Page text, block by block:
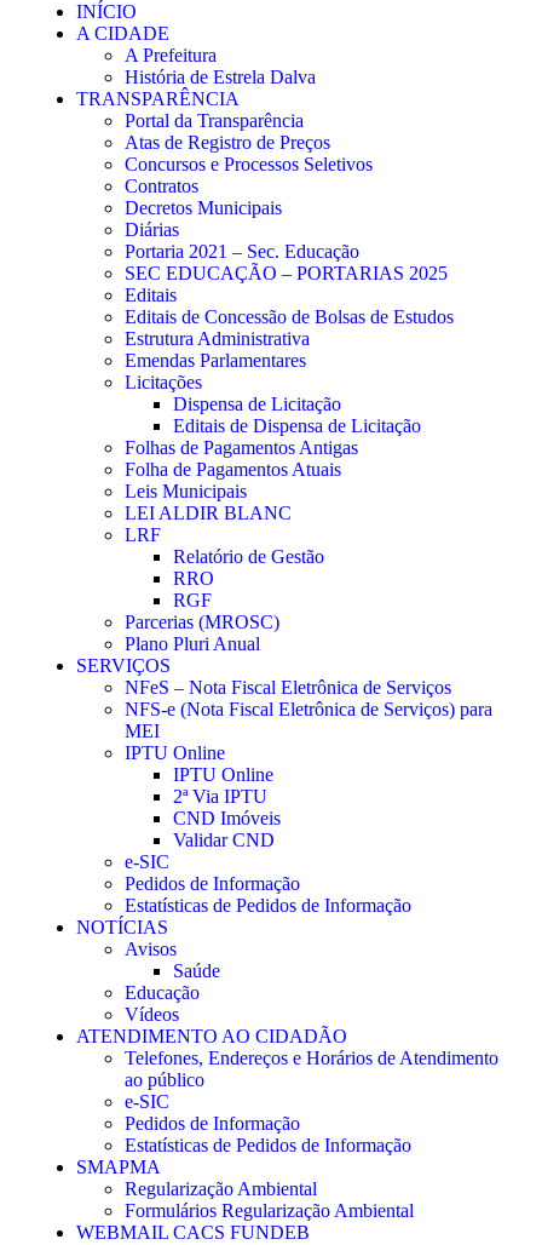
INÍCIO
A CIDADE
A Prefeitura
História de Estrela Dalva
TRANSPARÊNCIA
Portal da Transparência
Atas de Registro de Preços
Concursos e Processos Seletivos
Contratos
Decretos Municipais
Diárias
Portaria 2021 – Sec. Educação
SEC EDUCAÇÃO – PORTARIAS 2025
Editais
Editais de Concessão de Bolsas de Estudos
Estrutura Administrativa
Emendas Parlamentares
Licitações
Dispensa de Licitação
Editais de Dispensa de Licitação
Folhas de Pagamentos Antigas
Folha de Pagamentos Atuais
Leis Municipais
LEI ALDIR BLANC
LRF
Relatório de Gestão
RRO
RGF
Parcerias (MROSC)
Plano Pluri Anual
SERVIÇOS
NFeS – Nota Fiscal Eletrônica de Serviços
NFS-e (Nota Fiscal Eletrônica de Serviços) para
MEI
IPTU Online
IPTU Online
2ª Via IPTU
CND Imóveis
Validar CND
e-SIC
Pedidos de Informação
Estatísticas de Pedidos de Informação
NOTÍCIAS
Avisos
Saúde
Educação
Vídeos
ATENDIMENTO AO CIDADÃO
Telefones, Endereços e Horários de Atendimento
ao público
e-SIC
Pedidos de Informação
Estatísticas de Pedidos de Informação
SMAPMA
Regularização Ambiental
Formulários Regularização Ambiental
WEBMAIL CACS FUNDEB